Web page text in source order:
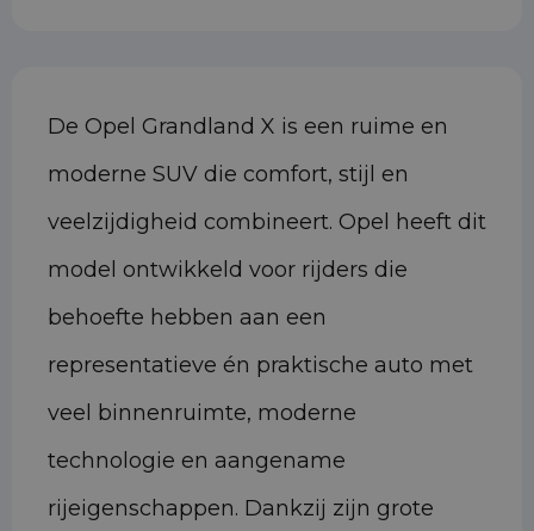
De Opel Grandland X is een ruime en
moderne SUV die comfort, stijl en
veelzijdigheid combineert. Opel heeft dit
model ontwikkeld voor rijders die
behoefte hebben aan een
representatieve én praktische auto met
veel binnenruimte, moderne
technologie en aangename
rijeigenschappen. Dankzij zijn grote